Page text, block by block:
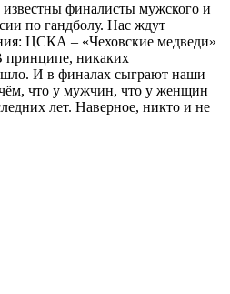
финалисты мужского и
по гандболу. Нас ждут
ЦСКА – «Чеховские медведи»
никаких
И в финалах сыграют наши
что у мужчин, что у женщин
лет. Наверное, никто и не